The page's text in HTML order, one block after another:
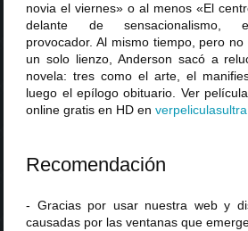
novia el viernes» o al menos «El
delante de sensacionalismo,
provocador. Al mismo tiempo, pero
un solo lienzo, Anderson sacó a
novela: tres como el arte, el
luego el epílogo obituario. Ver
online gratis en HD enverpeliculasultra
Recomendación
- Gracias por usar nuestra web y
causadas por las ventanas que